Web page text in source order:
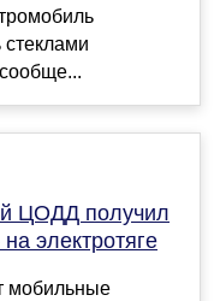
ЦОДД получил
электротяге
мобильные